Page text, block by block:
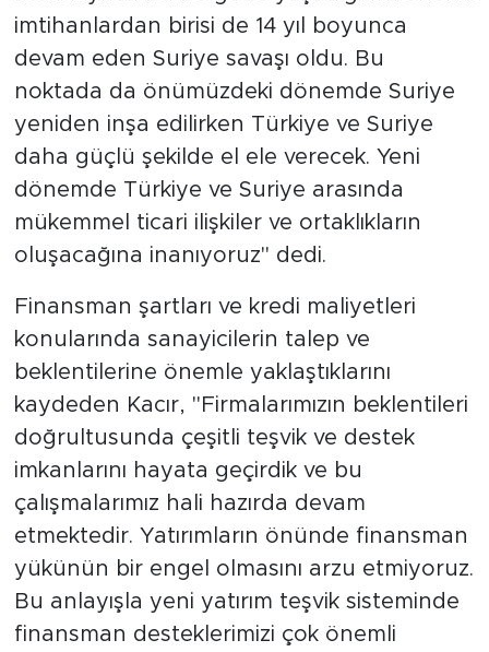
imtihanlardan birisi de 14 yıl boyunca
devam eden Suriye savaşı oldu. Bu
noktada da önümüzdeki dönemde Suriye
yeniden inşa edilirken Türkiye ve Suriye
daha güçlü şekilde el ele verecek. Yeni
dönemde Türkiye ve Suriye arasında
mükemmel ticari ilişkiler ve ortaklıkların
oluşacağına inanıyoruz" dedi.
Finansman şartları ve kredi maliyetleri
konularında sanayicilerin talep ve
beklentilerine önemle yaklaştıklarını
kaydeden Kacır, "Firmalarımızın beklentileri
doğrultusunda çeşitli teşvik ve destek
imkanlarını hayata geçirdik ve bu
çalışmalarımız hali hazırda devam
etmektedir. Yatırımların önünde finansman
yükünün bir engel olmasını arzu etmiyoruz.
Bu anlayışla yeni yatırım teşvik sisteminde
finansman desteklerimizi çok önemli